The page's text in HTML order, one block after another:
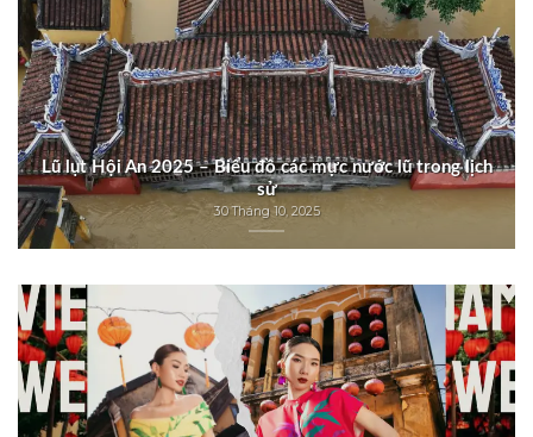
Lũ lụt Hội An 2025 – Biểu đồ các mực nước lũ trong lịch
sử
30 Tháng 10, 2025